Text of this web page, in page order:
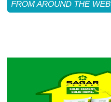
FROM AROUND THE WEB